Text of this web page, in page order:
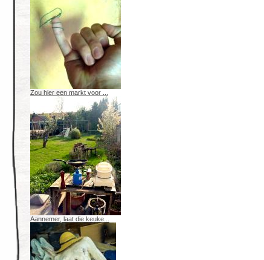
Zou hier een markt voor ...
Aannemer, laat die keuke...